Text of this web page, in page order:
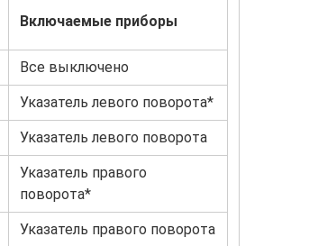
Включаемые приборы
Все выключено
Указатель левого поворота*
Указатель левого поворота
Указатель правого
поворота*
Указатель правого поворота